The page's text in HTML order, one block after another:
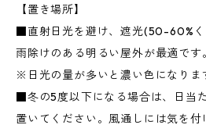
【置き場所】
■直射日光を避け、遮光(50-60%く
雨除けのある明るい屋外が最適です。
※日光の量が多いと濃い色になりま
■冬の5度以下になる場合は、日当
置いてください。風通しには気を付